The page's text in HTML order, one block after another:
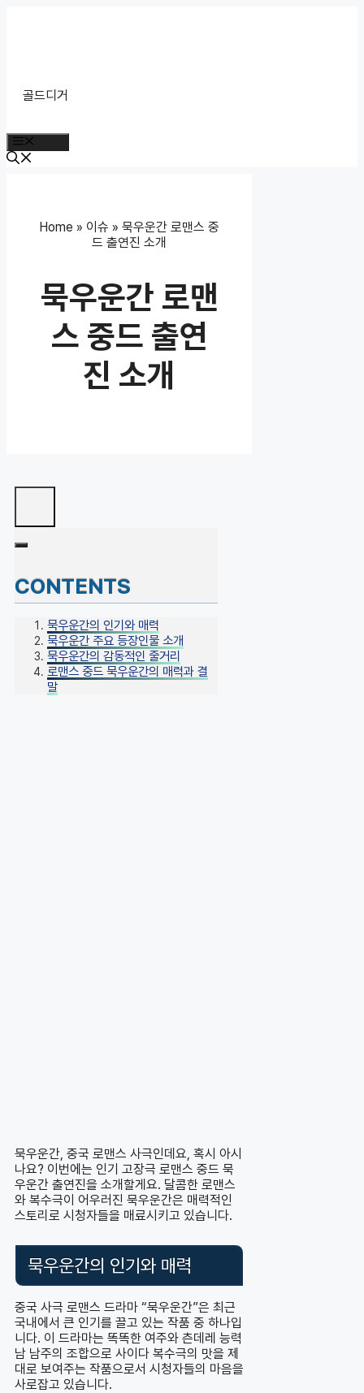
골드디거
Home » 이슈 »묵우운간 로맨스 중
드 출연진 소개
묵우운간 로맨
스 중드 출연
진 소개
CONTENTS
묵우운간의 인기와 매력
묵우운간 주요 등장인물 소개
묵우운간의 감동적인 줄거리
로맨스 중드 묵우운간의 매력과 결
말
묵우운간, 중국 로맨스 사극인데요, 혹시 아시
나요? 이번에는 인기 고장극 로맨스 중드 묵
우운간 출연진을 소개할게요. 달콤한 로맨스
와 복수극이 어우러진 묵우운간은 매력적인
스토리로 시청자들을 매료시키고 있습니다.
묵우운간의 인기와 매력
중국 사극 로맨스 드라마 “묵우운간”은 최근
국내에서 큰 인기를 끌고 있는 작품 중 하나입
니다. 이 드라마는 똑똑한 여주와 츤데레 능력
남 남주의 조합으로 사이다 복수극의 맛을 제
대로 보여주는 작품으로서 시청자들의 마음을
사로잡고 있습니다.